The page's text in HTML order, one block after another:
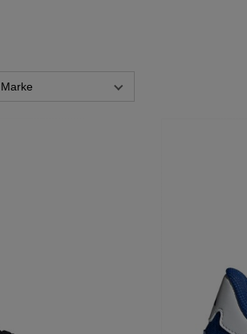
Marke